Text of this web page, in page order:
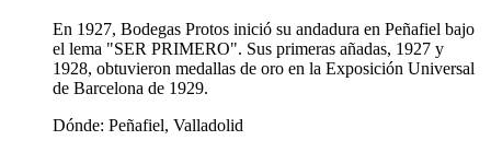
En 1927, Bodegas Protos inició su andadura en Peñafiel bajo
el lema "SER PRIMERO". Sus primeras añadas, 1927 y
1928, obtuvieron medallas de oro en la Exposición Universal
de Barcelona de 1929.
Dónde: Peñafiel, Valladolid